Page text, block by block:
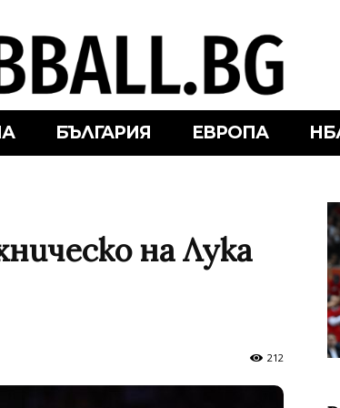
БЪЛГАРИЯ ЕВРОПА
на Лука
212